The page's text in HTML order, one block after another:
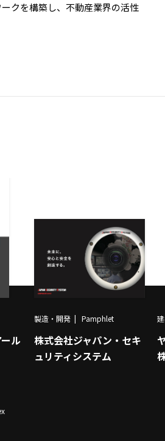
クを構築し、不動産業界の活性
ル
製造・開発 Pamphlet
株式会社ジャパン・セキ
ュリティシステム